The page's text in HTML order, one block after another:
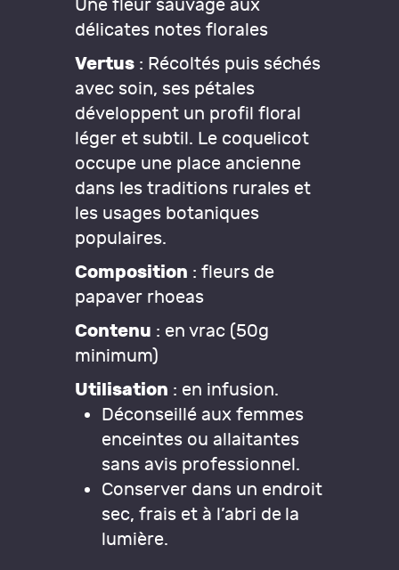
Une fleur sauvage aux
délicates notes florales
Vertus: Récoltés puis séchés
avec soin, ses pétales
développent un profil floral
léger et subtil. Le coquelicot
occupe une place ancienne
dans les traditions rurales et
les usages botaniques
populaires.
Composition : fleurs de
papaver rhoeas
Contenu : en vrac (50g
minimum)
Utilisation : en infusion.
Déconseillé aux femmes
enceintes ou allaitantes
sans avis professionnel.
Conserver dans un endroit
sec, frais et à l’abri de la
lumière.